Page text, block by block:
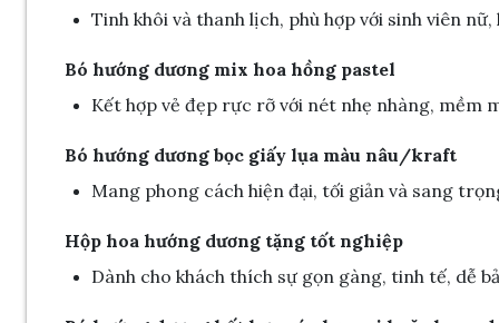
Tinh khôi và thanh lịch, phù hợp với sinh viên nữ,
Bó hướng dương mix hoa hồng pastel
Kết hợp vẻ đẹp rực rỡ với nét nhẹ nhàng, mềm
Bó hướng dương bọc giấy lụa màu nâu/kraft
Mang phong cách hiện đại, tối giản và sang
Hộp hoa hướng dương tặng tốt nghiệp
Dành cho khách thích sự gọn gàng, tinh tế, dễ